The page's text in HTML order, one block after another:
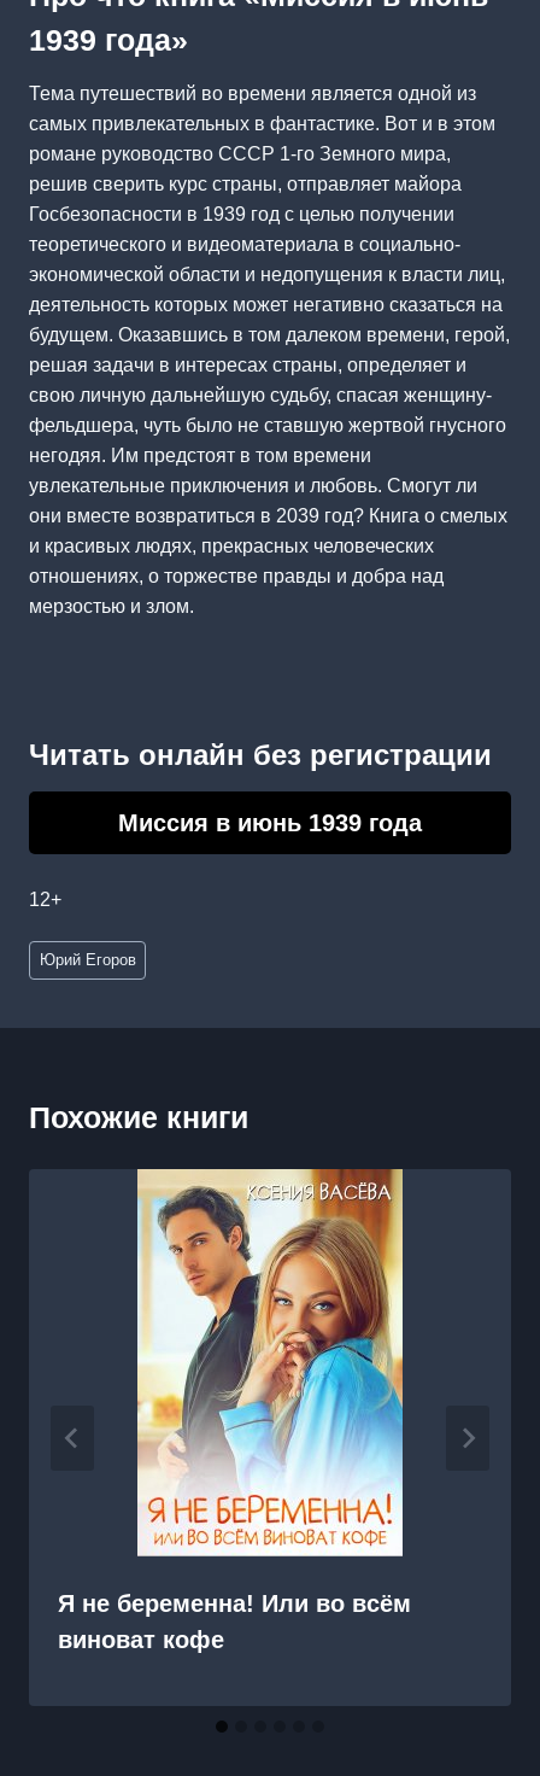
1939 года»
Тема путешествий во времени является одной из
самых привлекательных в фантастике. Вот и в этом
романе руководство СССР 1-го Земного мира,
решив сверить курс страны, отправляет майора
Госбезопасности в 1939 год с целью получении
теоретического и видеоматериала в социально-
экономической области и недопущения к власти лиц,
деятельность которых может негативно сказаться на
будущем. Оказавшись в том далеком времени, герой,
решая задачи в интересах страны, определяет и
свою личную дальнейшую судьбу, спасая женщину-
фельдшера, чуть было не ставшую жертвой гнусного
негодяя. Им предстоят в том времени
увлекательные приключения и любовь. Смогут ли
они вместе возвратиться в 2039 год? Книга о смелых
и красивых людях, прекрасных человеческих
отношениях, о торжестве правды и добра над
мерзостью и злом.
Читать онлайн без регистрации
Миссия в июнь 1939 года
12+
Метки
записи:
Юрий Егоров
Похожие книги
Я не беременна! Или во всём
виноват кофе